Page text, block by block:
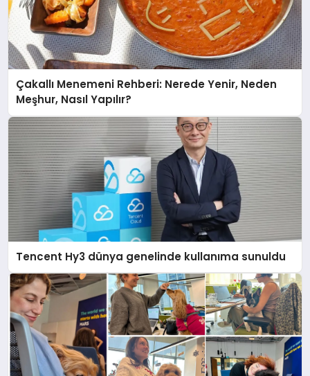
Çakallı Menemeni Rehberi: Nerede Yenir, Neden
Meşhur, Nasıl Yapılır?
Tencent Hy3 dünya genelinde kullanıma sunuldu